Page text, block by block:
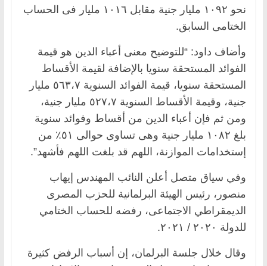
نحو ١٠٩٢ مليار جنية مقابل ١٠١٦ مليار فى الحساب
الختامى السابق.
وأضاف داود: “للتوضيح معنى أعباء الدين هو قيمة
الفوائد المستحقة سنويا بالإضافة لقيمة الأقساط
المستحقة سنويا، قيمة الفوائد السنوية ٥٦٣،٧ مليار
جنية، وقيمة الأقساط السنوية ٥٢٧،٧ مليار جنية،
ومن ثم فإن أعباء الدين من أقساط وفوائد سنوية
بلغ ١٠٨٢ مليار جنية وهى تساوى حوالى ٥١٪ من
إستخدامات الموازنة، اللهم قد بلغت اللهم فأشهد”.
وفي سياق متصل أعلن النائب المهندس إيهاب
منصور، رئيس الهيئة البرلمانية للحزب المصرى
الديمقراطي الاجتماعى، رفضه للحساب الختامي
للدولة ٢٠٢٠ / ٢٠٢١.
وقال خلال جلسة البرلمان، إن أسباب الرفض كثيرة